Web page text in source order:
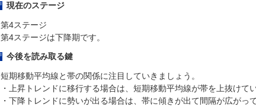
現在のステージ
第4ステージ
第4ステージは下降期です。
今後を読み取る鍵
短期移動平均線と帯の関係に注目していきましょう。
・上昇トレンドに移行する場合は、短期移動平均線が帯を上抜けて
・下降トレンドに勢いが出る場合は、帯に傾きが出て間隔が広がっ